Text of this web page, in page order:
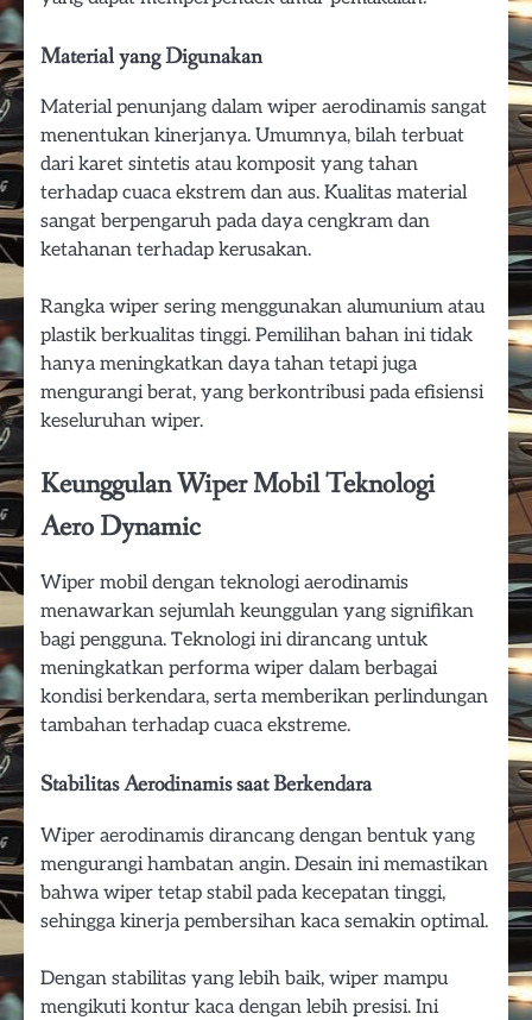
Material yang Digunakan
Material penunjang dalam wiper aerodinamis sangat
menentukan kinerjanya. Umumnya, bilah terbuat
dari karet sintetis atau komposit yang tahan
terhadap cuaca ekstrem dan aus. Kualitas material
sangat berpengaruh pada daya cengkram dan
ketahanan terhadap kerusakan.
Rangka wiper sering menggunakan alumunium atau
plastik berkualitas tinggi. Pemilihan bahan ini tidak
hanya meningkatkan daya tahan tetapi juga
mengurangi berat, yang berkontribusi pada efisiensi
keseluruhan wiper.
Keunggulan Wiper Mobil Teknologi
Aero Dynamic
Wiper mobil dengan teknologi aerodinamis
menawarkan sejumlah keunggulan yang signifikan
bagi pengguna. Teknologi ini dirancang untuk
meningkatkan performa wiper dalam berbagai
kondisi berkendara, serta memberikan perlindungan
tambahan terhadap cuaca ekstreme.
Stabilitas Aerodinamis saat Berkendara
Wiper aerodinamis dirancang dengan bentuk yang
mengurangi hambatan angin. Desain ini memastikan
bahwa wiper tetap stabil pada kecepatan tinggi,
sehingga kinerja pembersihan kaca semakin optimal.
Dengan stabilitas yang lebih baik, wiper mampu
mengikuti kontur kaca dengan lebih presisi. Ini